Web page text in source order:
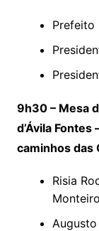
Prefeito
9h30 – Mesa
d’Ávila
caminhos das
Risia